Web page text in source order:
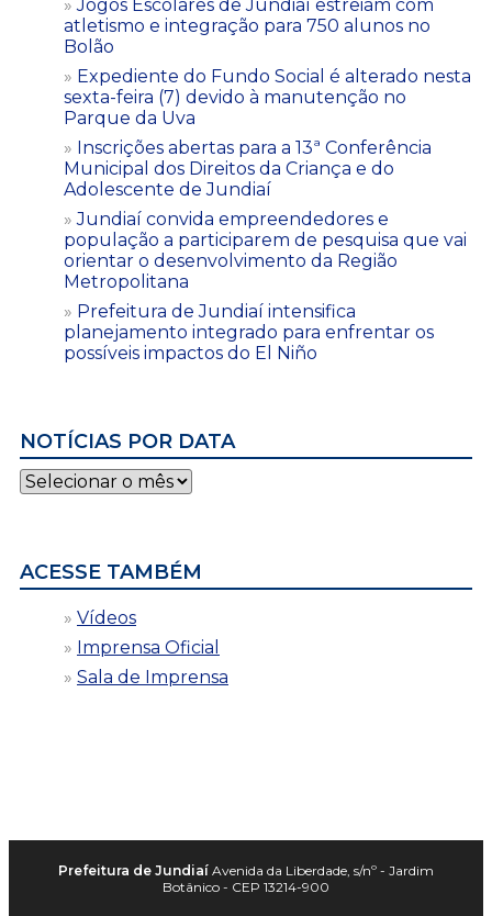
Jogos Escolares de Jundiaí estreiam com
atletismo e integração para 750 alunos no
Bolão
Expediente do Fundo Social é alterado nesta
sexta-feira (7) devido à manutenção no
Parque da Uva
Inscrições abertas para a 13ª Conferência
Municipal dos Direitos da Criança e do
Adolescente de Jundiaí
Jundiaí convida empreendedores e
população a participarem de pesquisa que vai
orientar o desenvolvimento da Região
Metropolitana
Prefeitura de Jundiaí intensifica
planejamento integrado para enfrentar os
possíveis impactos do El Niño
NOTÍCIAS POR DATA
Notícias
por
ACESSE TAMBÉM
Vídeos
Imprensa Oficial
Sala de Imprensa
Prefeitura de Jundiaí Avenida da Liberdade, s/nº - Jardim
Botânico - CEP 13214-900